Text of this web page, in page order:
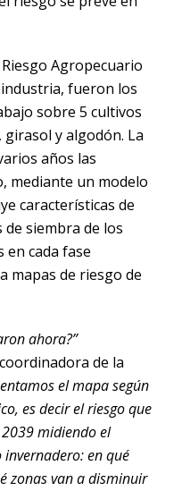
Agropecuario
fueron los
sobre 5 cultivos
y algodón. La
años las
mediante un modelo
características de
siembra de los
cada fase
mapas de riesgo de
ahora?”
de la
el mapa según
es decir el riesgo que
midiendo el
invernadero: en qué
zonas van a disminuir